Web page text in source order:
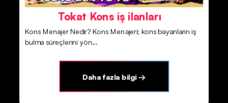
Tokat Kons iş ilanları
Kons Menajer Nedir? Kons Menajeri; kons bayanların iş
bulma süreçlerini yön...
Daha fazla bilgi →